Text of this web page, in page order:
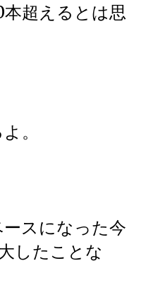
超えるとは思
。
ースになった今
したことな